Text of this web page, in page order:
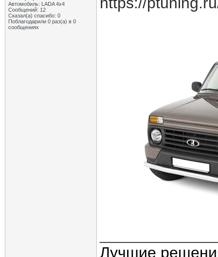
Автомобиль: LADA 4x4
Сообщений: 12
Сказал(а) спасибо: 0
Поблагодарили 0 раз(а) в 0
сообщениях
Лучшие